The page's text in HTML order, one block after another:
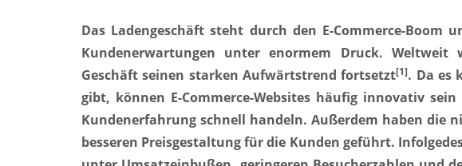
Das Ladengeschäft steht durch den E-Commerce-Boom
Kundenerwartungen unter enormem Druck.
Geschäft seinen starken Aufwärtstrend fortsetzt[1]. Da es
gibt, können E-Commerce-Websites häufig innovativ
Kundenerfahrung schnell handeln. Außerdem haben die
besseren Preisgestaltung für die Kunden geführt.